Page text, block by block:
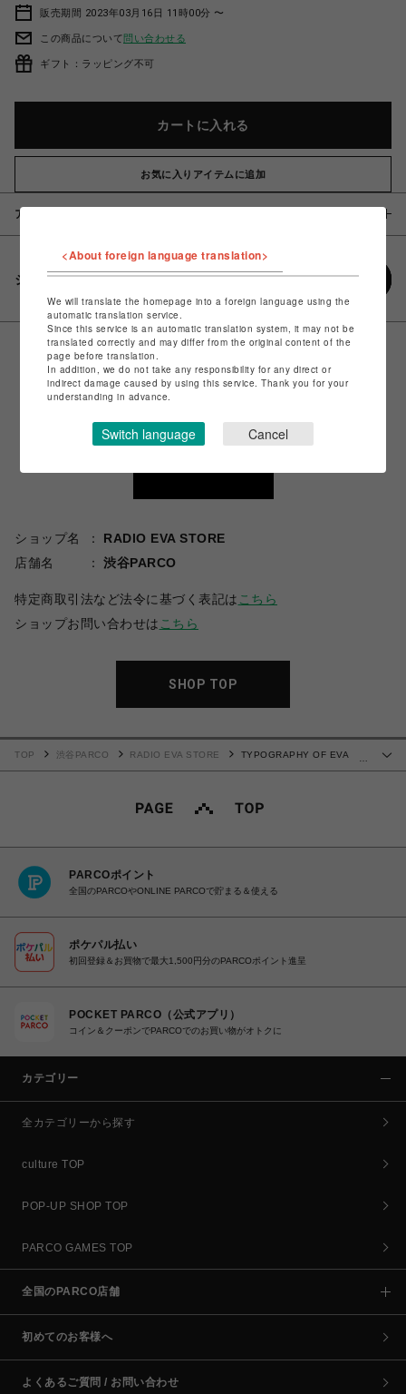
販売期間 2023年03月16日 11時00分 〜
この商品について問い合わせる
ギフト：ラッピング不可
カートに入れる
お気に入りアイテムに追加
アイテム説明 / 素材
シェアする
ショップ名
RADIO EVA STORE
店舗名
渋谷PARCO
特定商取引法など法令に基づく表記は こちら
ショップお問い合わせは こちら
SHOP TOP
TOP 渋谷PARCO RADIO EVA STORE
TYPOGRAPHY OF EVA
PARCOポイント
全国のPARCOやONLINE PARCOで貯まる＆使える
ポケパル払い
初回登録＆お買物で最大1,500円分のPARCOポイント進呈
POCKET PARCO（公式アプリ）
コイン＆クーポンでPARCOでのお買い物がオトクに
カテゴリー
全カテゴリーから探す
culture TOP
POP-UP SHOP TOP
PARCO GAMES TOP
全国のPARCO店舗
初めてのお客様へ
よくあるご質問 / お問い合わせ
<About foreign language translation>
We will translate the homepage into a foreign language using the
automatic translation service.
Since this service is an automatic translation system, it may not be
translated correctly and may differ from the original content of the
page before translation.
In addition, we do not take any responsibility for any direct or
indirect damage caused by using this service. Thank you for your
understanding in advance.
Switch language Cancel